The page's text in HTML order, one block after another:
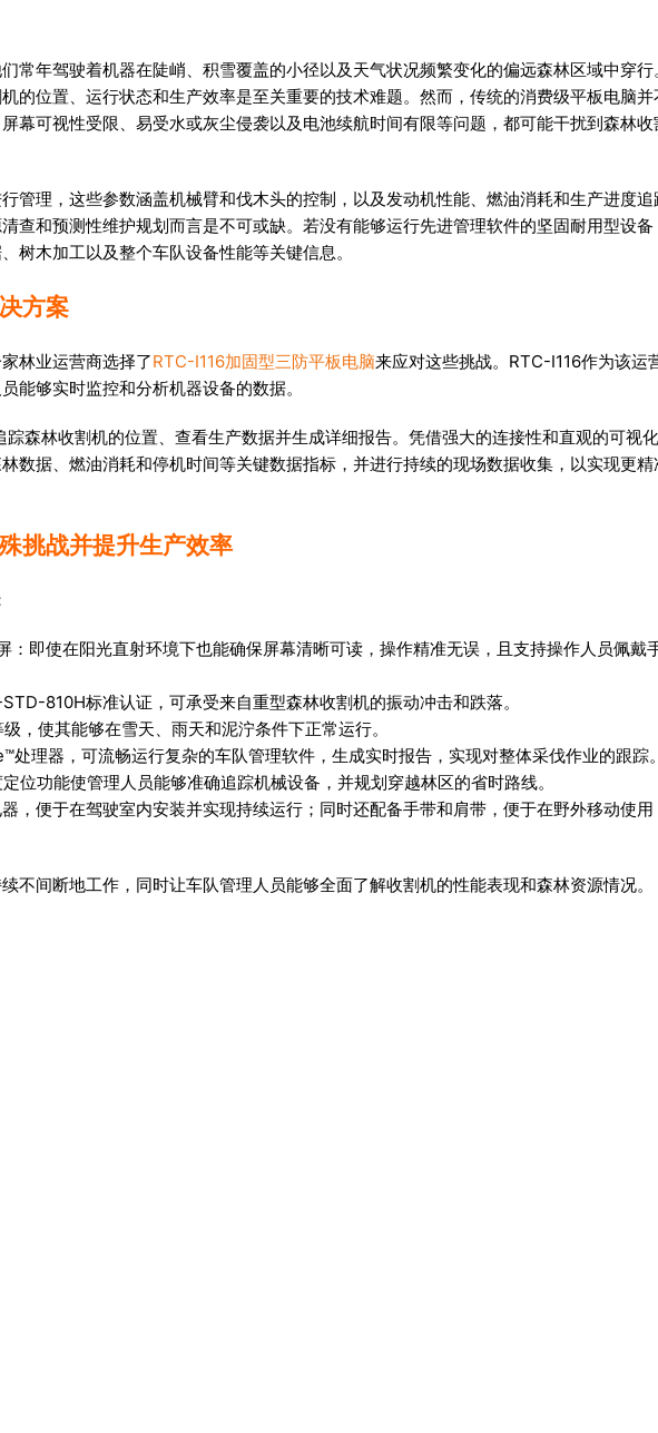
常年驾驶着机器在陡峭、积雪覆盖的小径以及天气状况频繁变化的偏远森林区域中穿行
的位置、运行状态和生产效率是至关重要的技术难题。然而，传统的消费级平板电脑并
幕可视性受限、易受水或灰尘侵袭以及电池续航时间有限等问题，都可能干扰到森林收
管理，这些参数涵盖机械臂和伐木头的控制，以及发动机性能、燃油消耗和生产进度追
查和预测性维护规划而言是不可或缺。若没有能够运行先进管理软件的坚固耐用型设备
树木加工以及整个车队设备性能等关键信息。
方案
林业运营商选择了RTC-I116加固型三防平板电脑来应对这些挑战。RTC-I116作为该运
能够实时监控和分析机器设备的数据。
森林收割机的位置、查看生产数据并生成详细报告。凭借强大的连接性和直观的可视
数据、燃油消耗和停机时间等关键数据指标，并进行持续的现场数据收集，以实现更精
挑战并提升生产效率
即使在阳光直射环境下也能确保屏幕清晰可读，操作精准无误，且支持操作人员佩戴
810H标准认证，可承受来自重型森林收割机的振动冲击和跌落。
，使其能够在雪天、雨天和泥泞条件下正常运行。
理器，可流畅运行复杂的车队管理软件，生成实时报告，实现对整体采伐作业的跟踪。
位功能使管理人员能够准确追踪机械设备，并规划穿越林区的省时路线。
，便于在驾驶室内安装并实现持续运行；同时还配备手带和肩带，便于在野外移动使用
不间断地工作，同时让车队管理人员能够全面了解收割机的性能表现和森林资源情况。